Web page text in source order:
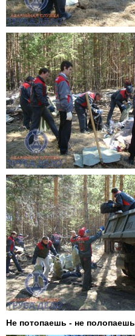
Не потопаешь - не полопаешь